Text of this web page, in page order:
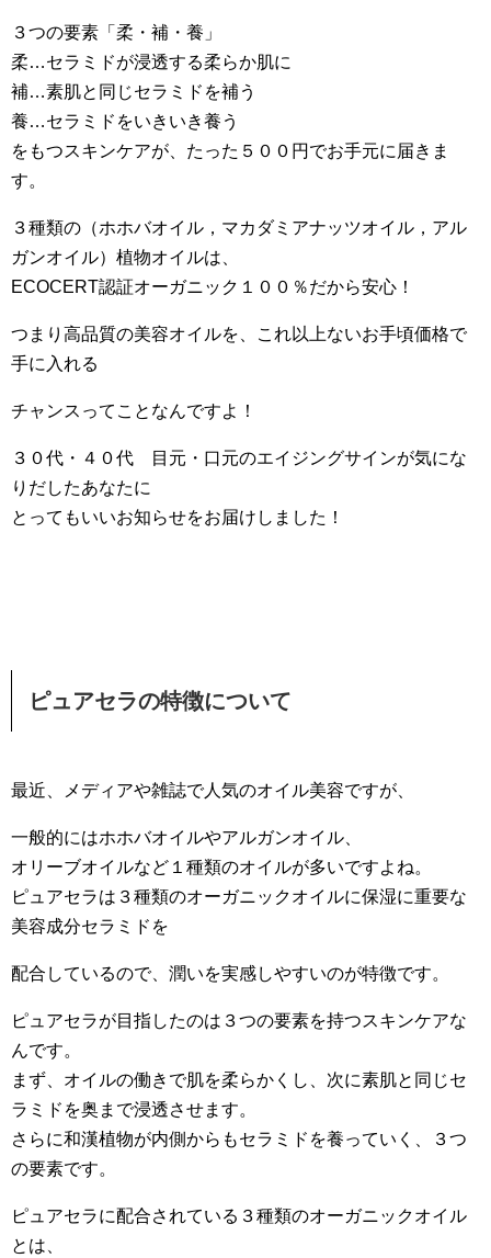
３つの要素「柔・補・養」
柔…セラミドが浸透する柔らか肌に
補…素肌と同じセラミドを補う
養…セラミドをいきいき養う
をもつスキンケアが、たった５００円でお手元に届きま
す。
３種類の（ホホバオイル，マカダミアナッツオイル，アル
ガンオイル）植物オイルは、
ECOCERT認証オーガニック１００％だから安心！
つまり高品質の美容オイルを、これ以上ないお手頃価格で
手に入れる
チャンスってことなんですよ！
３０代・４０代 目元・口元のエイジングサインが気にな
りだしたあなたに
とってもいいお知らせをお届けしました！
ピュアセラの特徴について
最近、メディアや雑誌で人気のオイル美容ですが、
一般的にはホホバオイルやアルガンオイル、
オリーブオイルなど１種類のオイルが多いですよね。
ピュアセラは３種類のオーガニックオイルに保湿に重要な
美容成分セラミドを
配合しているので、潤いを実感しやすいのが特徴です。
ピュアセラが目指したのは３つの要素を持つスキンケアな
んです。
まず、オイルの働きで肌を柔らかくし、次に素肌と同じセ
ラミドを奥まで浸透させます。
さらに和漢植物が内側からもセラミドを養っていく、３つ
の要素です。
ピュアセラに配合されている３種類のオーガニックオイル
とは、